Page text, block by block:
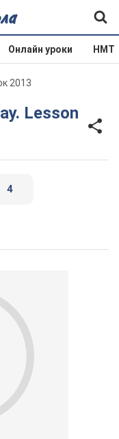
Онлайн уроки НМТ
2013
4